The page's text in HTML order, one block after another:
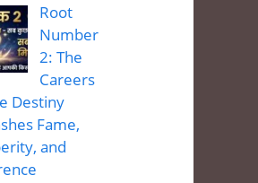
Root
Number
2: The
Careers
Destiny
Fame,
and